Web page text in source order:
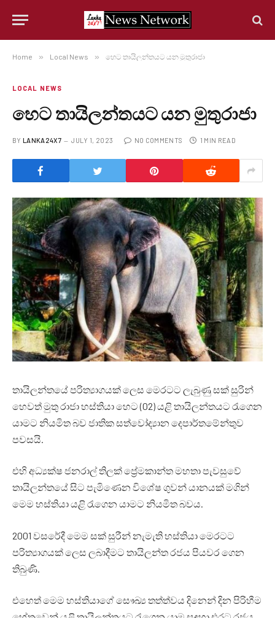
Home » Local News » හෙට තායිලන්තයට යන මුතුරාජා
LOCAL NEWS
හෙට තායිලන්තයට යන මුතුරාජා
BY LANKA24X7 JULY 1, 2023 NO COMMENTS 1 MIN READ
‍තායිලන්තයේ පරිත්‍යාගයක් ලෙස මෙරටට ලැබුණු සක් සුරින්
හෙවත් මුතු රාජා හස්තියා හෙට (02) යළි තායිලන්තයට රැගෙන
යාමට නියමිත බව ජාතික සත්වෝද්‍යාන දෙපාර්තමේන්තුව
පවසයි.
එහි අධ්‍යක්ෂ ජනරාල් තිලක් ප්‍රේමකාන්ත මහතා පැවසුවේ
තායිලන්තයේ සිට පැමිණෙන විශේෂ ගුවන් යානයක් මගින්
මෙම හස්තියා යළි රැගෙන යාමට නියමිත බවය.
2001 වසරේදී මෙම සක් සුරීන් නැමැති හස්තියා මෙරටට
පරිත්‍යාගයක් ලෙස ලබාදීමට තායිලන්ත රජය පියවර ගෙන
තිබුණි.
එහෙත් මෙම හස්තියාගේ සෞඛ්‍ය තත්ත්වය දිනෙන් දින පිරිහීම